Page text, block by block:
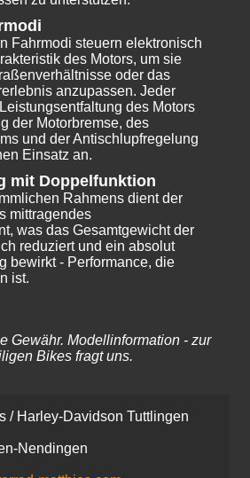
Fahrmodi steuern elektronisch
des Motors, um sie
oder das
anzupassen. Jeder
des Motors
der Motorbremse, des
und der Antischlupfregelung
Einsatz an.
mit Doppelfunktion
Rahmens dient der
mittragendes
was das Gesamtgewicht der
reduziert und ein absolut
bewirkt - Performance, die
ist.
Gewähr. Modellinformation - zur
Bikes fragt uns.
/ Harley-Davidson Tuttlingen
Nendingen